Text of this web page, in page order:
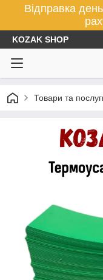
Відправка
KOZAK SHOP
Товари та